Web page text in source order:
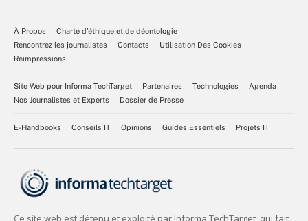
À Propos
Charte d’éthique et de déontologie
Rencontrez les journalistes
Contacts
Utilisation Des Cookies
Réimpressions
Site Web pour Informa TechTarget Partenaires Technologies
Agenda
Nos Journalistes et Experts
Dossier de Presse
E-Handbooks Conseils IT Opinions Guides Essentiels Projets IT